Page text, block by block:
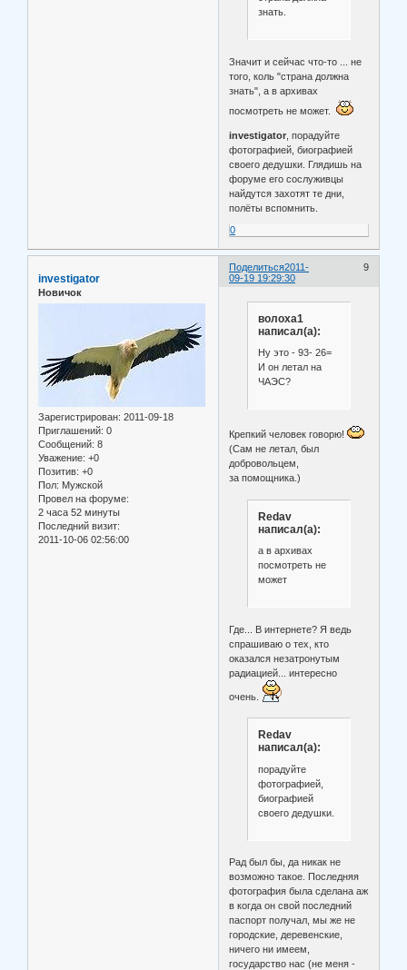
знать.
Значит и сейчас что-то ... не
того, коль "страна должна
знать", а в архивах
посмотреть не может.
investigator , порадуйте
фотографией, биографией
своего дедушки. Глядишь на
форуме его сослуживцы
найдутся захотят те дни,
полёты вспомнить.
0
Поделиться 9
2011-
09-19 19:29:30
investigator
Новичок
Зарегистрирован: 2011-09-18
Приглашений: 0
Сообщений: 8
Уважение: +0
Позитив: +0
Пол: Мужской
Провел на форуме:
2 часа 52 минуты
Последний визит:
2011-10-06 02:56:00
волоха1
написал(а):
Ну это - 93- 26=
И он летал на
ЧАЭС?
Крепкий человек говорю!
(Сам не летал, был
добровольцем,
за помощника.)
Redav
написал(а):
а в архивах
посмотреть не
может
Где... В интернете? Я ведь
спрашиваю о тех, кто
оказался незатронутым
радиацией... интересно
очень.
Redav
написал(а):
порадуйте
фотографией,
биографией
своего дедушки.
Рад был бы, да никак не
возможно такое. Последняя
фотография была сделана аж
в когда он свой последний
паспорт получал, мы же не
городские, деревенские,
ничего ни имеем,
государство нас (не меня -